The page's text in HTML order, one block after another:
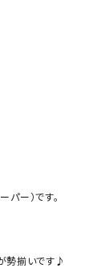
ー）です。
勢揃いです♪